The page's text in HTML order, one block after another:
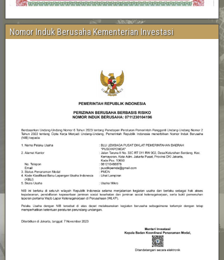
Nomor Induk Berusaha Kementerian Investasi